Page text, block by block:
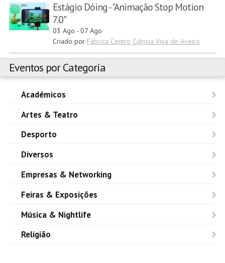
Estágio Dóing - "Animação Stop Motion
7.0"
03 Ago - 07 Ago
Criado por Fábrica Centro Ciência Viva de Aveiro
Eventos por Categoria
Académicos
Artes & Teatro
Desporto
Diversos
Empresas & Networking
Feiras & Exposições
Música & Nightlife
Religião